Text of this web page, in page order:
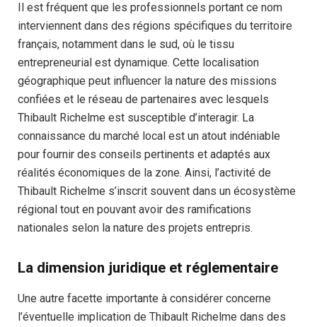
Il est fréquent que les professionnels portant ce nom
interviennent dans des régions spécifiques du territoire
français, notamment dans le sud, où le tissu
entrepreneurial est dynamique. Cette localisation
géographique peut influencer la nature des missions
confiées et le réseau de partenaires avec lesquels
Thibault Richelme est susceptible d’interagir. La
connaissance du marché local est un atout indéniable
pour fournir des conseils pertinents et adaptés aux
réalités économiques de la zone. Ainsi, l’activité de
Thibault Richelme s’inscrit souvent dans un écosystème
régional tout en pouvant avoir des ramifications
nationales selon la nature des projets entrepris.
La dimension juridique et réglementaire
Une autre facette importante à considérer concerne
l’éventuelle implication de Thibault Richelme dans des